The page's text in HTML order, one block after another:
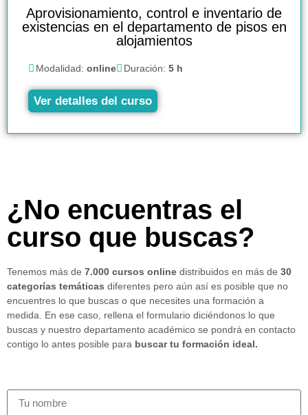
Aprovisionamiento, control e inventario de
existencias en el departamento de pisos en
alojamientos
Modalidad: online Duración: 5 h
Ver detalles del curso
¿No encuentras el
curso que buscas?
Tenemos más de 7.000 cursos online distribuidos en más de 30
categorías temáticas diferentes pero aún así es posible que no
encuentres lo que buscas o que necesites una formación a
medida. En ese caso, rellena el formulario diciéndonos lo que
buscas y nuestro departamento académico se pondrá en contacto
contigo lo antes posible para buscar tu formación ideal.